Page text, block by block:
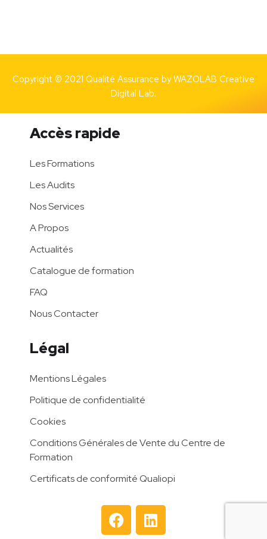
Copyright © 2021 Qualité Assurance byWAZOLAB Creative
Digital Lab.
Accès rapide
Les Formations
Les Audits
Nos Services
A Propos
Actualités
Catalogue de formation
FAQ
Nous Contacter
Légal
Mentions Légales
Politique de confidentialité
Cookies
Conditions Générales de Vente du Centre de
Formation
Certificats de conformité Qualiopi